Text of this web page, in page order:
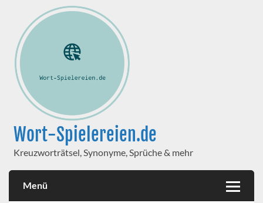
Wort-Spielereien.de
Kreuzworträtsel, Synonyme, Sprüche & mehr
Menü